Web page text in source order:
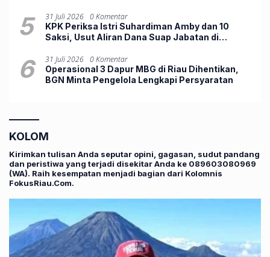
5 31 Juli 2026 0 Komentar
KPK Periksa Istri Suhardiman Amby dan 10
Saksi, Usut Aliran Dana Suap Jabatan di
6 31 Juli 2026 0 Komentar
Operasional 3 Dapur MBG di Riau Dihentikan,
BGN Minta Pengelola Lengkapi Persyaratan
KOLOM
Kirimkan tulisan Anda seputar opini, gagasan, sudut pandang
dan peristiwa yang terjadi disekitar Anda ke 089603080969
(WA). Raih kesempatan menjadi bagian dari Kolomnis
FokusRiau.Com.